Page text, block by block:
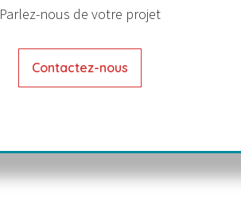
Parlez-nous de votre projet
Contactez-nous